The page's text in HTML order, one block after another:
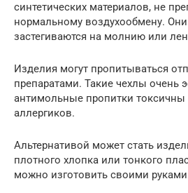
синтетических материалов, не
нормальному воздухообмену.
застегиваются на молнию или
Изделия могут пропитываться
препаратами. Такие чехлы очень
антимольные пропитки токсичны
аллергиков.
Альтернативой может стать
плотного хлопка или тонкого
можно изготовить своими